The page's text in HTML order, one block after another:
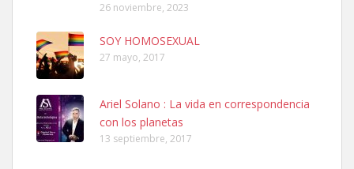
Ninfa perdida
El día 5 se los perdió una ninfa papillera, asustada tiene miedo a la
calle, se perdió por la zon...
26 noviembre, 2023
SOY HOMOSEXUAL
27 mayo, 2017
Ariel Solano : La vida en correspondencia
con los planetas
13 septiembre, 2017